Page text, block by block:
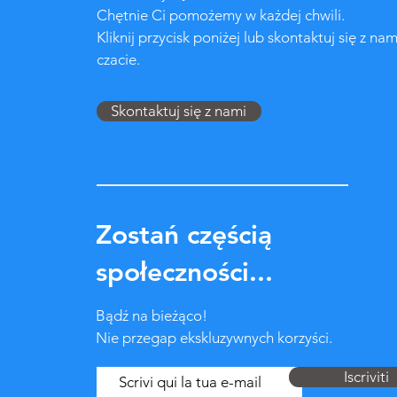
Chętnie Ci pomożemy w każdej chwili.
Kliknij przycisk poniżej lub skontaktuj się z
czacie.
Skontaktuj się z nami
Zostań częścią
społeczności...
Bądź na bieżąco!
Nie przegap ekskluzywnych korzyści.
Iscriviti